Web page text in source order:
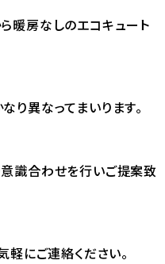
暖房なしのエコキュート
り異なってまいります。
識合わせを行いご提案致
にご連絡ください。